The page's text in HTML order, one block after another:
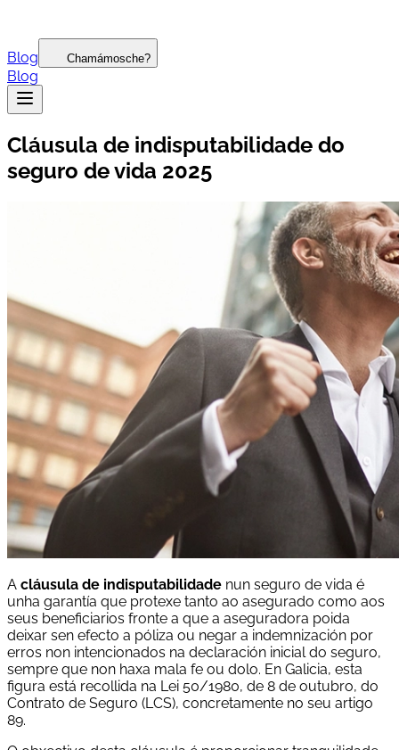
Blog Chamámosche?
Blog
Cláusula de indisputabilidade do
seguro de vida 2025
A cláusula de indisputabilidade nun seguro de vida é
unha garantía que protexe tanto ao asegurado como aos
seus beneficiarios fronte a que a aseguradora poida
deixar sen efecto a póliza ou negar a indemnización por
erros non intencionados na declaración inicial do seguro,
sempre que non haxa mala fe ou dolo. En Galicia, esta
figura está recollida na Lei 50/1980, de 8 de outubro, do
Contrato de Seguro (LCS), concretamente no seu artigo
89.